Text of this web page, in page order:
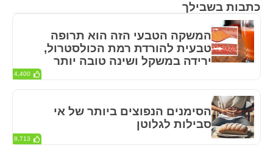
כתבות בשבילך
המשקה הטבעי הזה הוא תרופה
טבעית להורדת רמת הכולסטרול,
ירידה במשקל ושינה טובה יותר
4,400
הסימנים הנפוצים ביותר של אי
סבילות לגלוטן
8,713